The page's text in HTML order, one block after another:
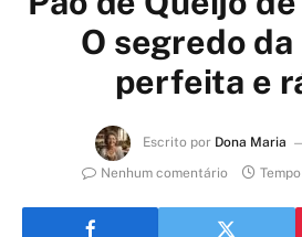
O segredo
perfeita e
Escrito por Dona Maria
Nenhum comentário